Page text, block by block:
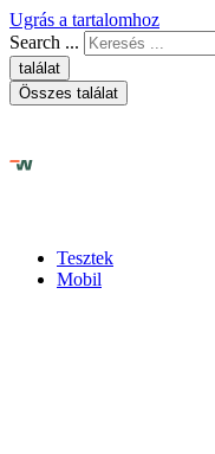
Ugrás a tartalomhoz
Search ...
találat
Összes találat
Tesztek
Mobil